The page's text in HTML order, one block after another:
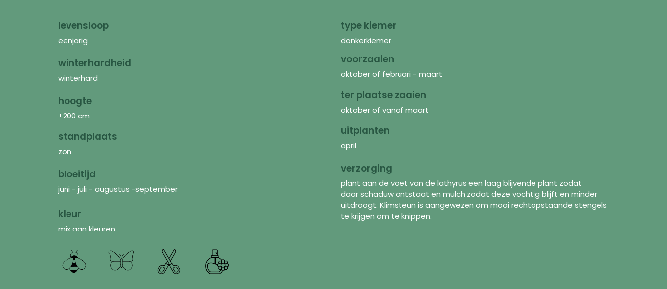
levensloop
eenjarig
winterhardheid
winterhard
hoogte
+200 cm
standplaats
zon
bloeitijd
juni - juli - augustus -september
kleur
mix aan kleuren
type kiemer
donkerkiemer
voorzaaien
oktober of februari - maart
ter plaatse zaaien
oktober of vanaf maart
uitplanten
april
verzorging
plant aan de voet van de lathyrus een laag blijvende plant zodat
daar schaduw ontstaat en mulch zodat deze vochtig blijft en minder
uitdroogt. Klimsteun is aangewezen om mooi rechtopstaande stengels
te krijgen om te knippen.